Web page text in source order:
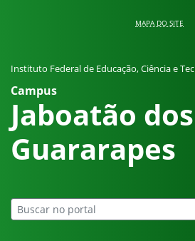
MAPA DO SITE
Instituto Federal de Educação, Ciência e
Campus
Jaboatão dos
Guararapes